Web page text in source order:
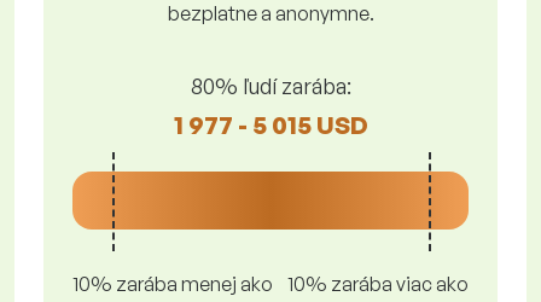
bezplatne a anonymne.
80% ľudí zarába:
1 977 - 5 015 USD
10% zarába menej ako
10% zarába viac ako